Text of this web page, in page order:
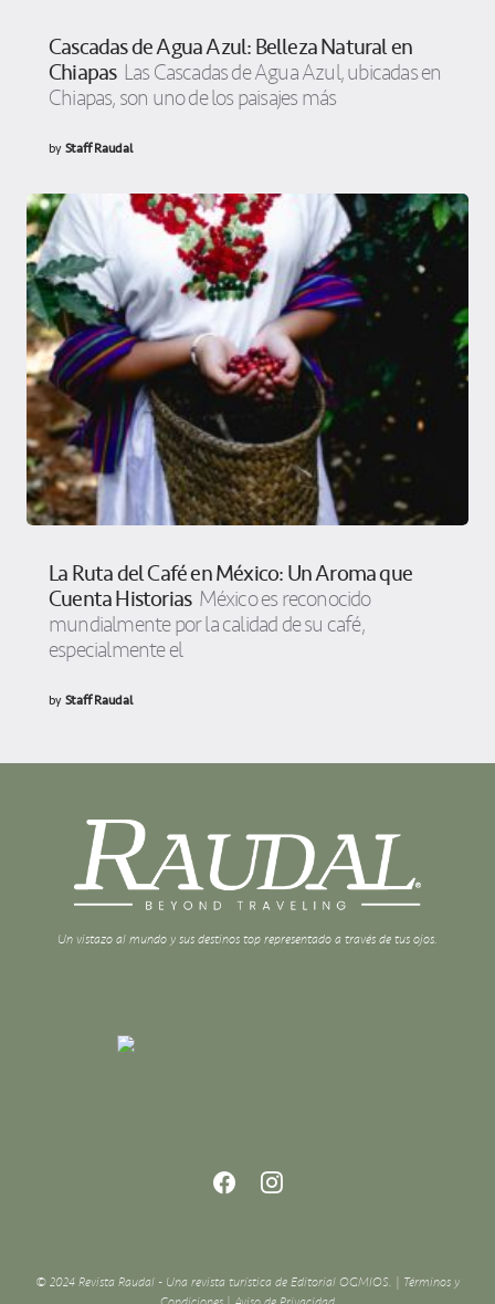
Cascadas de Agua Azul: Belleza Natural en
Chiapas Las Cascadas de Agua Azul, ubicadas en
Chiapas, son uno de los paisajes más
byStaff Raudal
La Ruta del Café en México: Un Aroma que
Cuenta Historias México es reconocido
mundialmente por la calidad de su café,
especialmente el
byStaff Raudal
Un vistazo al mundo y sus destinos top representado a través de tus ojos.
© 2024 Revista Raudal - Una revista turística de Editorial OGMIOS. | Términos y